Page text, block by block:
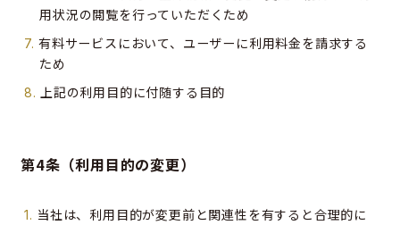
用状況の閲覧を行っていただくため
有料サービスにおいて、ユーザーに利用料金を請求する
ため
上記の利用目的に付随する目的
第4条（利用目的の変更）
当社は、利用目的が変更前と関連性を有すると合理的に